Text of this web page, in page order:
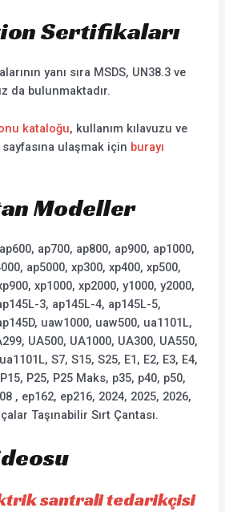
Sertifikaları
yanı sıra MSDS, UN38.3 ve
da bulunmaktadır.
kataloğu, kullanım kılavuzu ve
ulaşmak için burayı
Modeller
ap700, ap800, ap900, ap1000,
ap5000, xp300, xp400, xp500,
xp1000, xp2000, y1000, y2000,
3, ap145L-4, ap145L-5,
uaw1000, uaw500, ua1101L,
UA500, UA1000, UA300, UA550,
S7, S15, S25, E1, E2, E3, E4,
P25, P25 Maks, p35, p40, p50,
, ep162, ep216, 2024, 2025, 2026,
Taşınabilir Sırt Çantası.
santrali tedarikçisi